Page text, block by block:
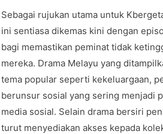
Sebagai rujukan utama untuk
ini sentiasa dikemas kini dengan
bagi memastikan peminat tidak
mereka. Drama Melayu yang
tema popular seperti kekeluargaan,
berunsur sosial yang sering menjadi
media sosial. Selain drama bersiri
turut menyediakan akses kepada